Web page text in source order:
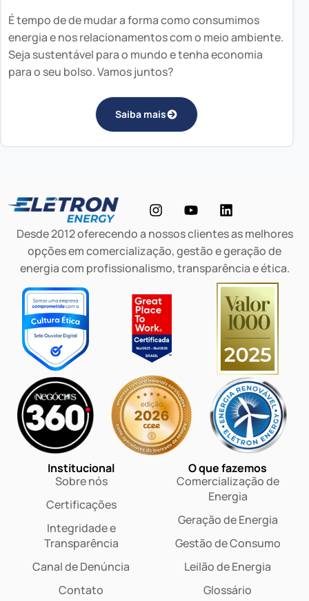
É tempo de de mudar a forma como consumimos
energia e nos relacionamentos com o meio ambiente.
Seja sustentável para o mundo e tenha economia
para o seu bolso. Vamos juntos?
Saiba mais
Desde 2012 oferecendo a nossos clientes as melhores
opções em comercialização, gestão e geração de
energia com profissionalismo, transparência e ética.
Institucional
Sobre nós
Certificações
Integridade e
Transparência
Canal de Denúncia
Contato
O que fazemos
Comercialização de
Energia
Geração de Energia
Gestão de Consumo
Leilão de Energia
Glossário